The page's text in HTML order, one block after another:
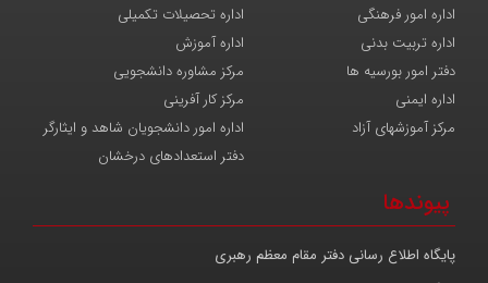
اداره تحصیلات تکمیلی
اداره امور فرهنگی
اداره آموزش
اداره تربیت بدنی
مرکز مشاوره دانشجویی
دفتر امور بورسیه ها
مرکز کار آفرینی
اداره ایمنی
اداره امور دانشجویان شاهد و ایثارگر
مرکز آموزشهای آزاد
دفتر استعدادهای درخشان
پیوندها
پایگاه اطلاع رسانی دفتر مقام معظم رهبری